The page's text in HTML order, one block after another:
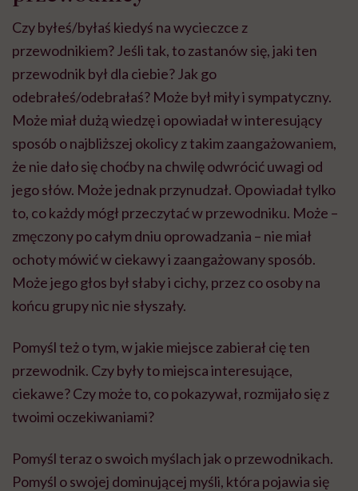
Czy byłeś/byłaś kiedyś na wycieczce z
przewodnikiem? Jeśli tak, to zastanów się, jaki ten
przewodnik był dla ciebie? Jak go
odebrałeś/odebrałaś? Może był miły i sympatyczny.
Może miał dużą wiedzę i opowiadał w interesujący
sposób o najbliższej okolicy z takim zaangażowaniem,
że nie dało się choćby na chwilę odwrócić uwagi od
jego słów. Może jednak przynudzał. Opowiadał tylko
to, co każdy mógł przeczytać w przewodniku. Może –
zmęczony po całym dniu oprowadzania – nie miał
ochoty mówić w ciekawy i zaangażowany sposób.
Może jego głos był słaby i cichy, przez co osoby na
końcu grupy nic nie słyszały.
Pomyśl też o tym, w jakie miejsce zabierał cię ten
przewodnik. Czy były to miejsca interesujące,
ciekawe? Czy może to, co pokazywał, rozmijało się z
twoimi oczekiwaniami?
Pomyśl teraz o swoich myślach jak o przewodnikach.
Pomyśl o swojej dominującej myśli, która pojawia się